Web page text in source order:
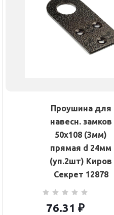
Проушина для
навесн. замков
50х108 (3мм)
прямая d 24мм
(уп.2шт) Киров
Секрет 12878
76.31 ₽